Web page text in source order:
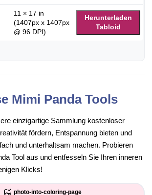
11 × 17 in
(1407px x 1407px
@ 96 DPI)
Herunterladen
Tabloid
Mimi Panda Tools
einzigartige Sammlung kostenloser
fördern, Entspannung bieten und
und unterhaltsam machen. Probieren
Tool aus und entfesseln Sie Ihren inneren
Klicks!
photo-into-coloring-page